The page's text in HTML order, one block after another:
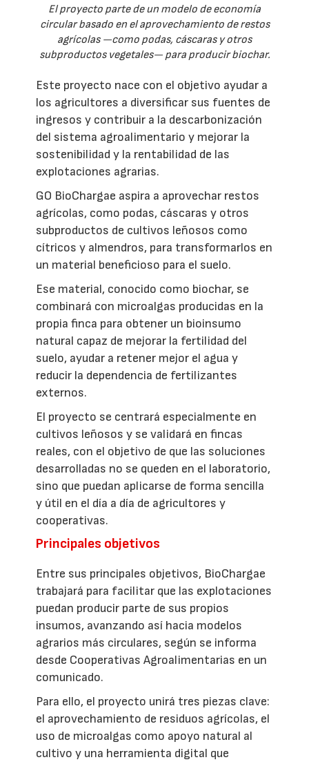
El proyecto parte de un modelo de economía
circular basado en el aprovechamiento de restos
agrícolas —como podas, cáscaras y otros
subproductos vegetales— para producir biochar.
Este proyecto nace con el objetivo ayudar a
los agricultores a diversificar sus fuentes de
ingresos y contribuir a la descarbonización
del sistema agroalimentario y mejorar la
sostenibilidad y la rentabilidad de las
explotaciones agrarias.
GO BioChargae aspira a aprovechar restos
agrícolas, como podas, cáscaras y otros
subproductos de cultivos leñosos como
cítricos y almendros, para transformarlos en
un material beneficioso para el suelo.
Ese material, conocido como biochar, se
combinará con microalgas producidas en la
propia finca para obtener un bioinsumo
natural capaz de mejorar la fertilidad del
suelo, ayudar a retener mejor el agua y
reducir la dependencia de fertilizantes
externos.
El proyecto se centrará especialmente en
cultivos leñosos y se validará en fincas
reales, con el objetivo de que las soluciones
desarrolladas no se queden en el laboratorio,
sino que puedan aplicarse de forma sencilla
y útil en el día a día de agricultores y
cooperativas.
Principales objetivos
Entre sus principales objetivos, BioChargae
trabajará para facilitar que las explotaciones
puedan producir parte de sus propios
insumos, avanzando así hacia modelos
agrarios más circulares, según se informa
desde Cooperativas Agroalimentarias en un
comunicado.
Para ello, el proyecto unirá tres piezas clave:
el aprovechamiento de residuos agrícolas, el
uso de microalgas como apoyo natural al
cultivo y una herramienta digital que